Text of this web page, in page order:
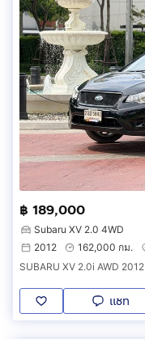
฿ 189,000
Subaru XV 2.0 4WD
2012
162,000 กม.
SUBARU XV 2.0i AWD 2012
แชท